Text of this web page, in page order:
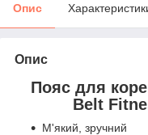
Опис
Опис
Пояс для
Belt
М'який, зручний